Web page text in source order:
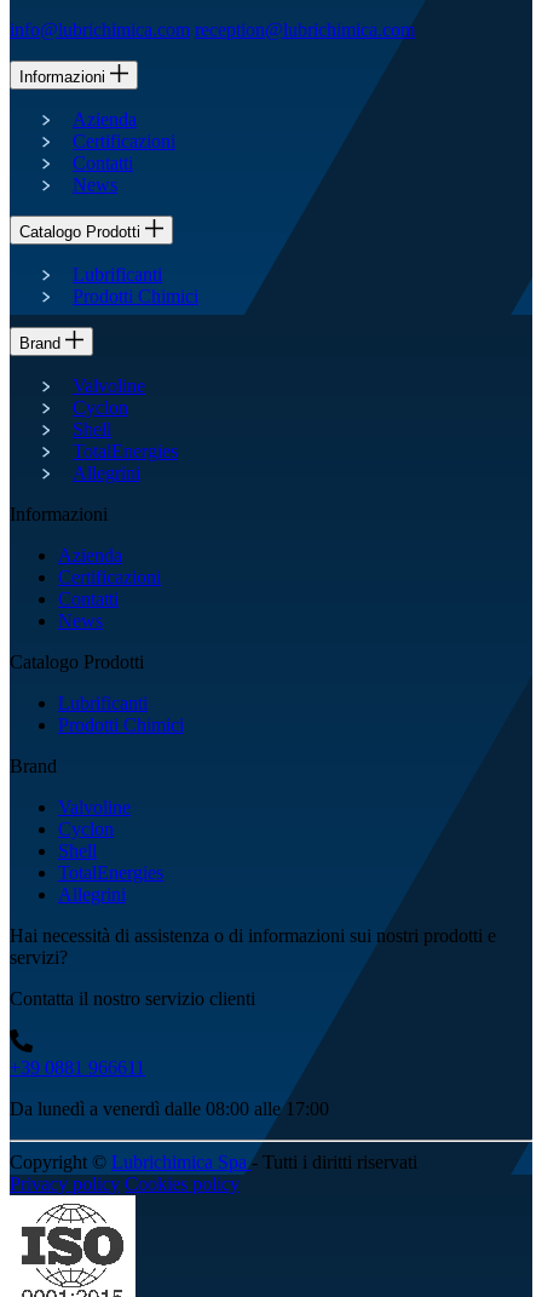
info@lubrichimica.com reception@lubrichimica.com
Informazioni
Azienda
Certificazioni
Contatti
News
Catalogo Prodotti
Lubrificanti
Prodotti Chimici
Brand
Valvoline
Cyclon
Shell
TotalEnergies
Allegrini
Informazioni
Azienda
Certificazioni
Contatti
News
Catalogo Prodotti
Lubrificanti
Prodotti Chimici
Brand
Valvoline
Cyclon
Shell
TotalEnergies
Allegrini
Hai necessità di assistenza o di informazioni sui nostri prodotti e
servizi?
Contatta il nostro servizio clienti
+39 0881 966611
Da lunedì a venerdì dalle 08:00 alle 17:00
Copyright © Lubrichimica Spa- Tutti i diritti riservati
Privacy policy Cookies policy